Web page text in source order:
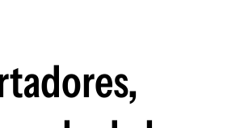
Siguenos en: